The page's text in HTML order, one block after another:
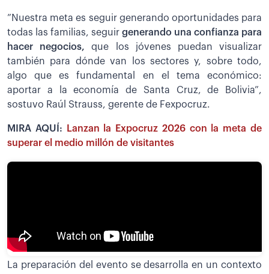
”Nuestra meta es seguir generando oportunidades para
todas las familias, seguir generando una confianza para
hacer negocios,que los jóvenes puedan visualizar
también para dónde van los sectores y, sobre todo,
algo que es fundamental en el tema económico:
aportar a la economía de Santa Cruz, de Bolivia”,
sostuvo Raúl Strauss, gerente de Fexpocruz.
MIRA AQUÍ:
Lanzan la Expocruz 2026 con la meta de
superar el medio millón de visitantes
La preparación del evento se desarrolla en un contexto